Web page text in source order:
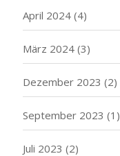
April 2024(4)
März 2024(3)
Dezember 2023 (2)
September 2023 (1)
Juli 2023 (2)